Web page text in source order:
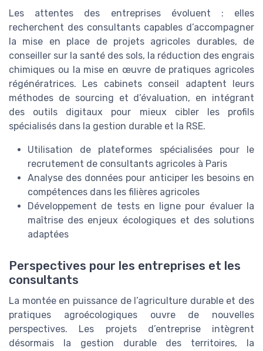
Les attentes des entreprises évoluent : elles
recherchent des consultants capables d’accompagner
la mise en place de projets agricoles durables, de
conseiller sur la santé des sols, la réduction des engrais
chimiques ou la mise en œuvre de pratiques agricoles
régénératrices. Les cabinets conseil adaptent leurs
méthodes de sourcing et d’évaluation, en intégrant
des outils digitaux pour mieux cibler les profils
spécialisés dans la gestion durable et la RSE.
Utilisation de plateformes spécialisées pour le
recrutement de consultants agricoles à Paris
Analyse des données pour anticiper les besoins en
compétences dans les filières agricoles
Développement de tests en ligne pour évaluer la
maîtrise des enjeux écologiques et des solutions
adaptées
Perspectives pour les entreprises et les
consultants
La montée en puissance de l’agriculture durable et des
pratiques agroécologiques ouvre de nouvelles
perspectives. Les projets d’entreprise intègrent
désormais la gestion durable des territoires, la